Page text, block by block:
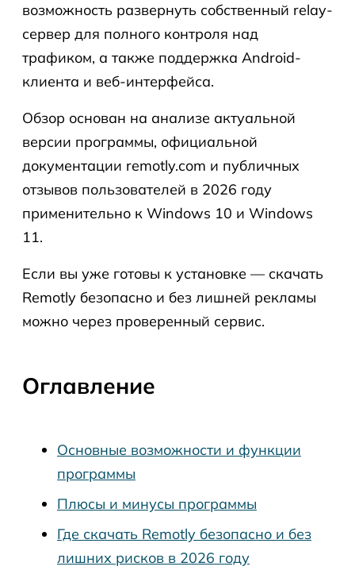
возможность развернуть собственный relay-
сервер для полного контроля над
трафиком, а также поддержка Android-
клиента и веб-интерфейса.
Обзор основан на анализе актуальной
версии программы, официальной
документации remotly.com и публичных
отзывов пользователей в 2026 году
применительно к Windows 10 и Windows
11.
Если вы уже готовы к установке — скачать
Remotly безопасно и без лишней рекламы
можно через проверенный сервис.
Оглавление
Основные возможности и функции
программы
Плюсы и минусы программы
Где скачать Remotly безопасно и без
лишних рисков в 2026 году